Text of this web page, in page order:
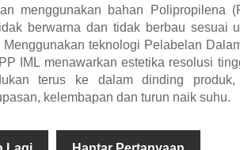
menggunakan bahan Polipropilena
berwarna dan tidak berbau sesuai
Menggunakan teknologi Pelabelan
IML menawarkan estetika resolusi
terus ke dalam dinding
kelembapan dan turun naik suhu.